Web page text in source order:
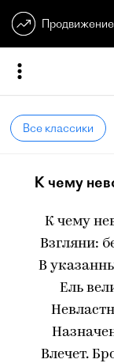
Все классики
К чему
К чему
Взгляни:
В
Ель
Влечет.